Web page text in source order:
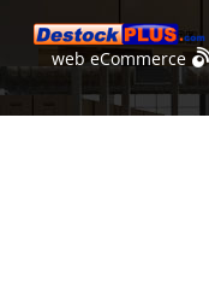
webeCommerce